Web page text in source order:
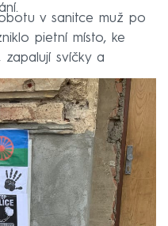
v sanitce muž po
pietní místo, ke
zapalují svíčky a